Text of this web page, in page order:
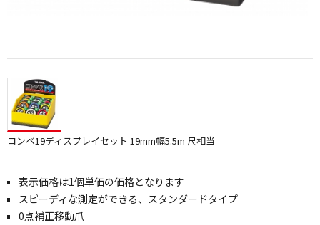
コンベ19ディスプレイセット 19mm幅5.5m 尺相当
表示価格は1個単価の価格となります
スピーディな測定ができる、スタンダードタイプ
0点補正移動爪